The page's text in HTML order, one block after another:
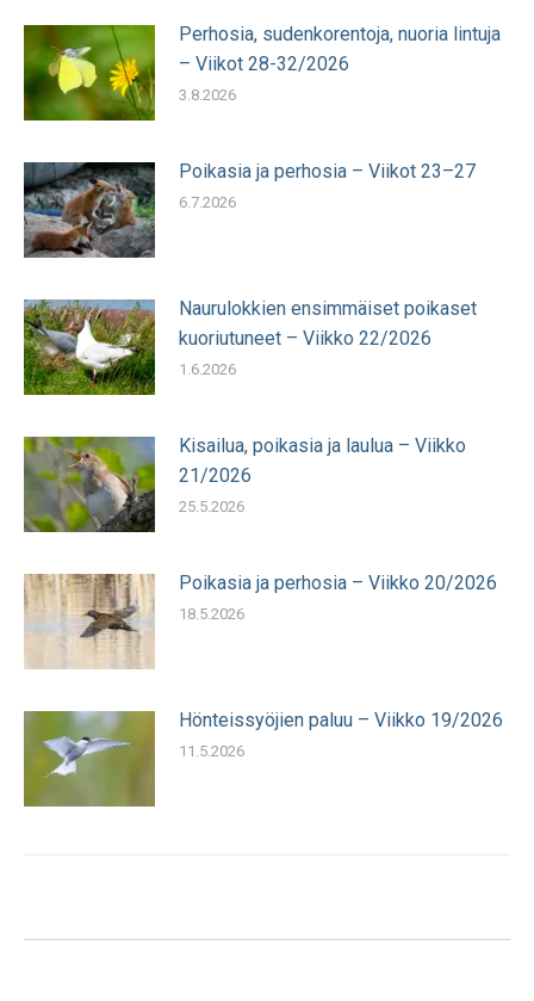
Perhosia, sudenkorentoja, nuoria lintuja
– Viikot 28-32/2026
3.8.2026
Poikasia ja perhosia – Viikot 23–27
6.7.2026
Naurulokkien ensimmäiset poikaset
kuoriutuneet – Viikko 22/2026
1.6.2026
Kisailua, poikasia ja laulua – Viikko
21/2026
25.5.2026
Poikasia ja perhosia – Viikko 20/2026
18.5.2026
Hönteissyöjien paluu – Viikko 19/2026
11.5.2026